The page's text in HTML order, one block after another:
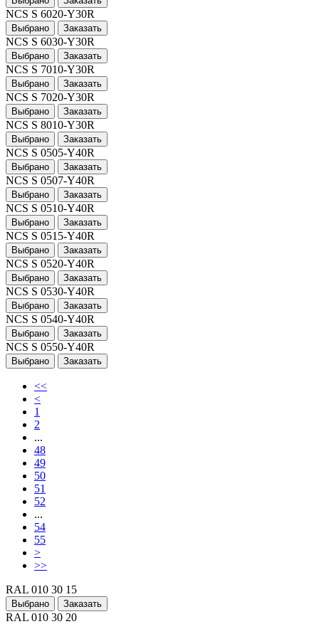
NCS S 6020-Y30R
Выбрано Заказать
NCS S 6030-Y30R
Выбрано Заказать
NCS S 7010-Y30R
Выбрано Заказать
NCS S 7020-Y30R
Выбрано Заказать
NCS S 8010-Y30R
Выбрано Заказать
NCS S 0505-Y40R
Выбрано Заказать
NCS S 0507-Y40R
Выбрано Заказать
NCS S 0510-Y40R
Выбрано Заказать
NCS S 0515-Y40R
Выбрано Заказать
NCS S 0520-Y40R
Выбрано Заказать
NCS S 0530-Y40R
Выбрано Заказать
NCS S 0540-Y40R
Выбрано Заказать
NCS S 0550-Y40R
Выбрано Заказать
<<
<
1
2
...
48
49
50
51
52
...
54
55
>
>>
RAL 010 30 15
Выбрано Заказать
RAL 010 30 20